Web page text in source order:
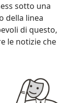
sotto una
della linea
di questo,
le notizie che